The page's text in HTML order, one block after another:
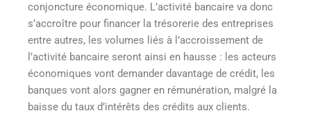
conjoncture économique. L’activité bancaire va donc
s’accroître pour financer la trésorerie des entreprises
entre autres, les volumes liés à l’accroissement de
l’activité bancaire seront ainsi en hausse : les acteurs
économiques vont demander davantage de crédit, les
banques vont alors gagner en rémunération, malgré la
baisse du taux d’intérêts des crédits aux clients.